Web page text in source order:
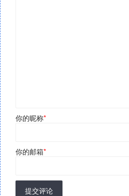
你的昵称*
你的邮箱*
提交评论